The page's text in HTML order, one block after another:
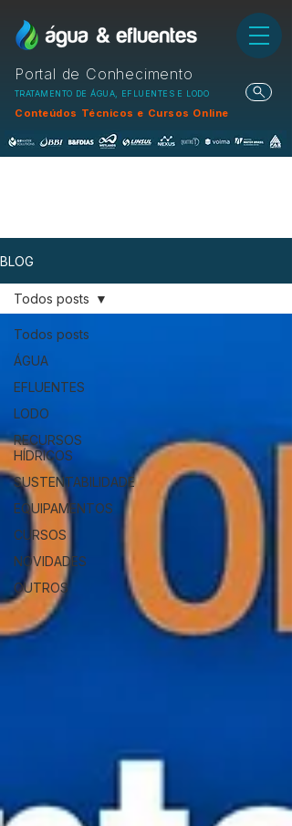
Portal de Conhecimento
TRATAMENTO DE ÁGUA, EFLUENTES E LODO
Conteúdos Técnicos e Cursos Online
BLOG
Todos posts
ÁGUA
EFLUENTES
LODO
RECURSOS
HÍDRICOS
SUSTENTABILIDADE
EQUIPAMENTOS
CURSOS
NOVIDADES
OUTROS
Todos posts